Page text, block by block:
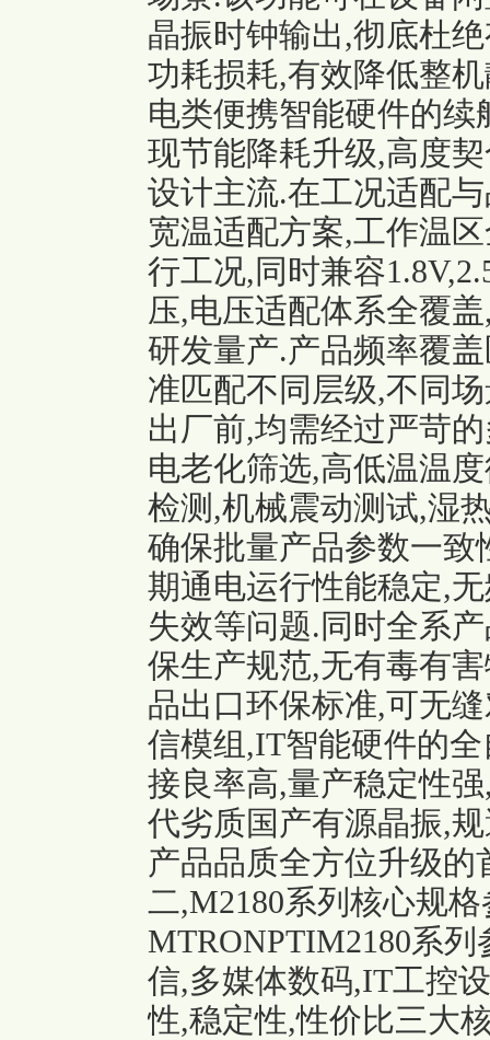
晶振时钟输出,彻底杜
功耗损耗,有效降低整
电类便携智能硬件的
现节能降耗升级,高度
设计主流.在工况适配
宽温适配方案,工作温
行工况,同时兼容
压,电压适配体系全覆
研发量产.产品频率覆
准匹配不同层级,不同
出厂前,均需经过严苛
电老化筛选,高低温温
检测,机械震动测试,湿
确保批量产品参数一
期通电运行性能稳定,
失效等问题.同时全系
保生产规范,无有毒有
品出口环保标准,可无
信模组,IT智能硬件的
接良率高,量产稳定性
代劣质国产有源晶振,
产品品质全方位升级
二,M2180系列核心规
MTRONPTIM2180系
信,多媒体数码,IT工控
性,稳定性,性价比三大